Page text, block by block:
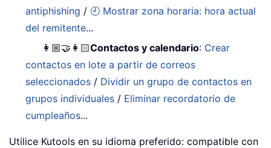
antiphishing / 🕘 Mostrar zona horaria: hora actual
del remitente...
👩🏼‍🤝‍👩🏻Contactos y calendario: Crear
contactos en lote a partir de correos
seleccionados / Dividir un grupo de contactos en
grupos individuales / Eliminar recordatorio de
cumpleaños...
Utilice Kutools en su idioma preferido: compatible con